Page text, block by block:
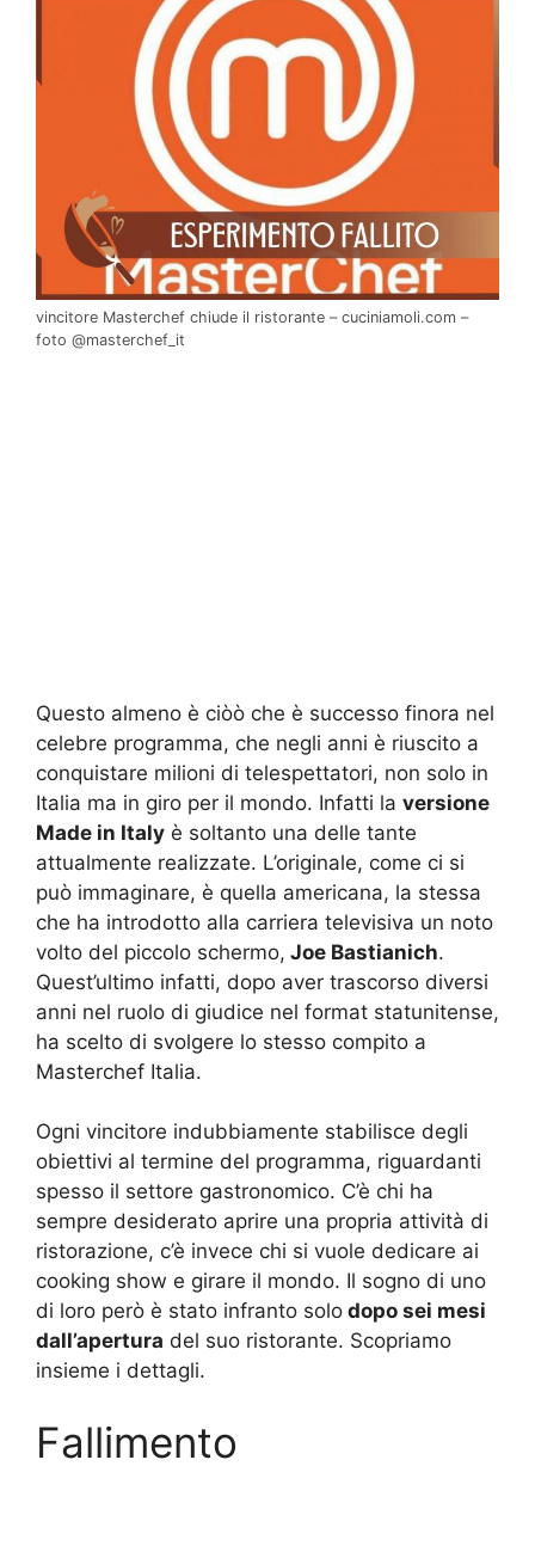
vincitore Masterchef chiude il ristorante – cuciniamoli.com –
foto @masterchef_it
Questo almeno è ciòò che è successo finora nel
celebre programma, che negli anni è riuscito a
conquistare milioni di telespettatori, non solo in
Italia ma in giro per il mondo. Infatti la versione
Made in Italy è soltanto una delle tante
attualmente realizzate. L’originale, come ci si
può immaginare, è quella americana, la stessa
che ha introdotto alla carriera televisiva un noto
volto del piccolo schermo, Joe Bastianich.
Quest’ultimo infatti, dopo aver trascorso diversi
anni nel ruolo di giudice nel format statunitense,
ha scelto di svolgere lo stesso compito a
Masterchef Italia.
Ogni vincitore indubbiamente stabilisce degli
obiettivi al termine del programma, riguardanti
spesso il settore gastronomico. C’è chi ha
sempre desiderato aprire una propria attività di
ristorazione, c’è invece chi si vuole dedicare ai
cooking show e girare il mondo. Il sogno di uno
di loro però è stato infranto solo dopo sei mesi
dall’apertura del suo ristorante. Scopriamo
insieme i dettagli.
Fallimento